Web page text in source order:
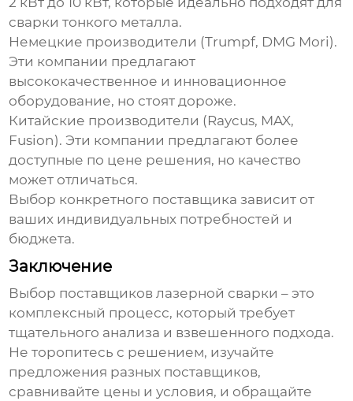
сварки тонкого металла.
Немецкие производители (Trumpf, DMG Mori).
Эти компании предлагают
высококачественное и инновационное
оборудование, но стоят дороже.
Китайские производители (Raycus, MAX,
Fusion). Эти компании предлагают более
доступные по цене решения, но качество
может отличаться.
Выбор конкретного поставщика зависит от
ваших индивидуальных потребностей и
бюджета.
Заключение
Выбор поставщиков лазерной сварки – это
комплексный процесс, который требует
тщательного анализа и взвешенного подхода.
Не торопитесь с решением, изучайте
предложения разных поставщиков,
сравнивайте цены и условия, и обращайте